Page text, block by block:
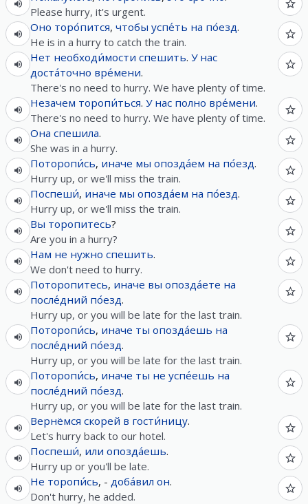
Please hurry, it's urgent.
Оно торо́пится, чтобы успе́ть на по́езд.
He is in a hurry to catch the train.
Нет необходи́мости спешить. У нас
доста́точно вре́мени.
There's no need to hurry. We have plenty of time.
Незачем торопи́ться. У нас полно вре́мени.
There's no need to hurry. We have plenty of time.
Она спешила.
She was in a hurry.
Поторопи́сь, иначе мы опозда́ем на по́езд.
Hurry up, or we'll miss the train.
Поспеши́, иначе мы опозда́ем на по́езд.
Hurry up, or we'll miss the train.
Вы торопитесь?
Are you in a hurry?
Нам не нужно спешить.
We don't need to hurry.
Поторопитесь, иначе вы опозда́ете на
после́дний по́езд.
Hurry up, or you will be late for the last train.
Поторопи́сь, иначе ты опозда́ешь на
после́дний по́езд.
Hurry up, or you will be late for the last train.
Поторопи́сь, иначе ты не успе́ешь на
после́дний по́езд.
Hurry up, or you will be late for the last train.
Вернёмся скорей в гости́ницу.
Let's hurry back to our hotel.
Поспеши́, или опозда́ешь.
Hurry up or you'll be late.
Не торопи́сь, - доба́вил он.
Don't hurry, he added.